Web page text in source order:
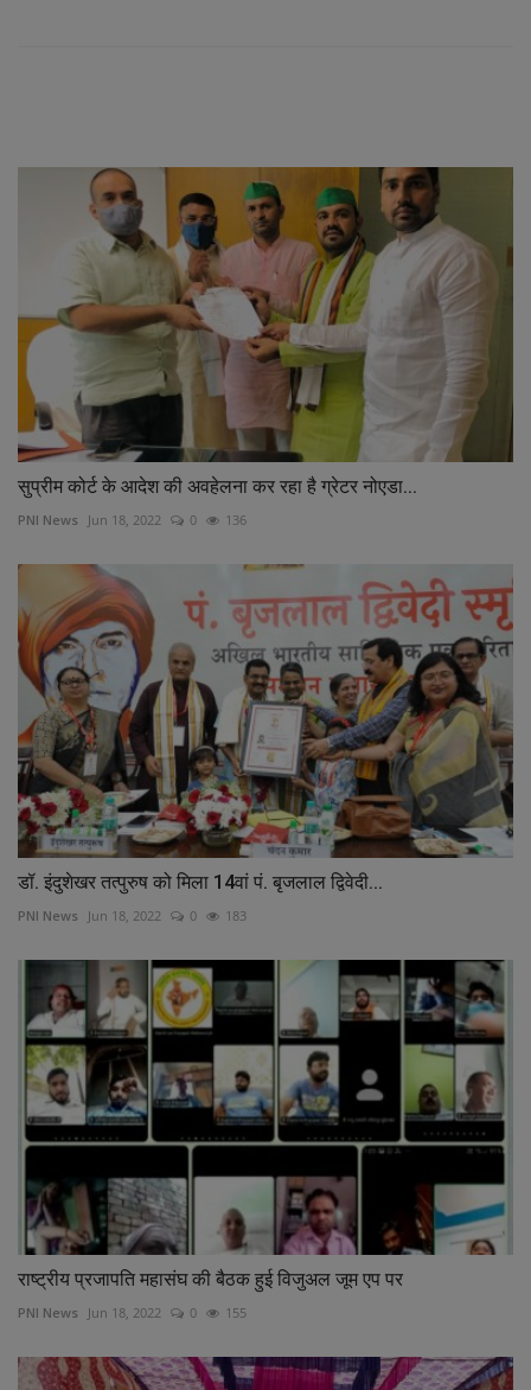
सुप्रीम कोर्ट के आदेश की अवहेलना कर रहा है ग्रेटर नोएडा...
PNI News Jun 18, 2022 0 136
डॉ. इंदुशेखर तत्पुरुष को मिला 14वां पं. बृजलाल द्विवेदी...
PNI News Jun 18, 2022 0 183
राष्ट्रीय प्रजापति महासंघ की बैठक हुई विजुअल जूम एप पर
PNI News Jun 18, 2022 0 155